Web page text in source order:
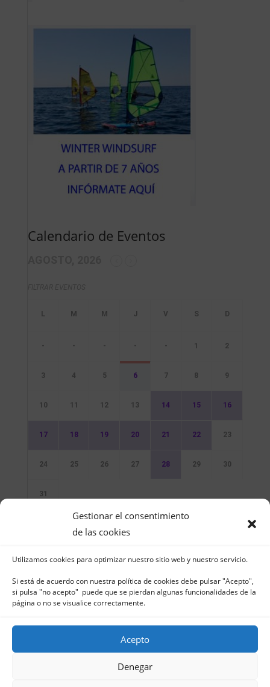
Gestionar el consentimiento
de las cookies
Utilizamos cookies para optimizar nuestro sitio web y nuestro servicio.
Si está de acuerdo con nuestra política de cookies debe pulsar "Acepto",
si pulsa "no acepto" puede que se pierdan algunas funcionalidades de la
página o no se visualice correctamente.
Acepto
Denegar
Calendario de Eventos
- - - - - 1 2
3 4 5 6 7 8 9
10 11 12 13 14 15 16
17 18 19 20 21 22 23
24 25 26 27 28 29 30
31
Sin Eventos
Club Naútico de Jávea - Muelle Norte s/n |
03730 Jávea – España | Tel. 965 791 025 | Fax.
965 796 008 | info@cnjavea.net
de Cookies